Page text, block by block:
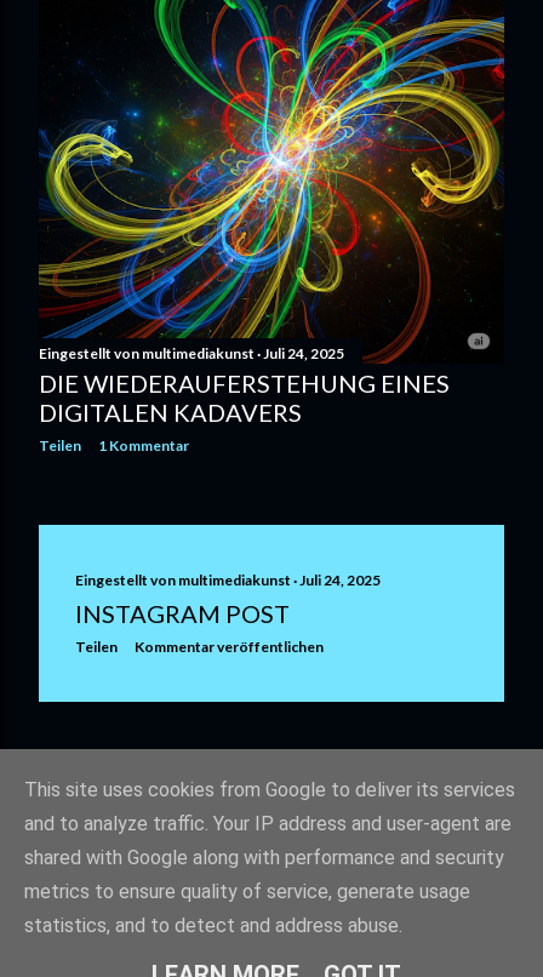
Eingestellt von multimediakunst Juli 24, 2025
DIE WIEDERAUFERSTEHUNG EINES
DIGITALEN KADAVERS
Teilen 1 Kommentar
Eingestellt von multimediakunst Juli 24, 2025
INSTAGRAM POST
Teilen Kommentar veröffentlichen
ÄLTERE POSTS
Powered by Blogger
This site uses cookies from Google to deliver its services
and to analyze traffic. Your IP address and user-agent are
shared with Google along with performance and security
metrics to ensure quality of service, generate usage
statistics, and to detect and address abuse.